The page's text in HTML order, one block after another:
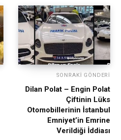
SONRAKI GÖNDERI
Dilan Polat – Engin Polat
Çiftinin Lüks
Otomobillerinin İstanbul
Emniyet’in Emrine
Verildiği İddiası